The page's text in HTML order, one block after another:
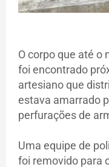
O corpo que até o
foi encontrado
artesiano que
estava amarrado
perfurações de
Uma equipe de
foi removido para